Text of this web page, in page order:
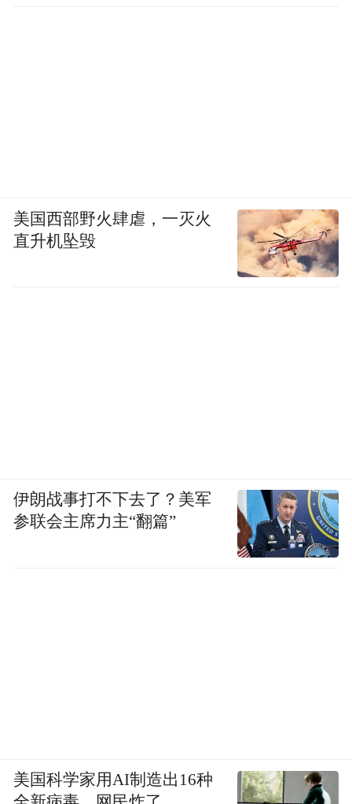
美国西部野火肆虐，一灭火
直升机坠毁
伊朗战事打不下去了？美军
参联会主席力主“翻篇”
美国科学家用AI制造出16种